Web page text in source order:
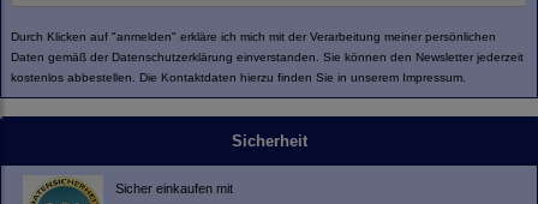
Durch Klicken auf "anmelden" erkläre ich mich mit der Verarbeitung meiner persönlichen
Daten gemäß der Datenschutzerklärung einverstanden. Sie können den Newsletter jederzeit
kostenlos abbestellen. Die Kontaktdaten hierzu finden Sie in unserem Impressum.
Sicherheit
Sicher einkaufen mit